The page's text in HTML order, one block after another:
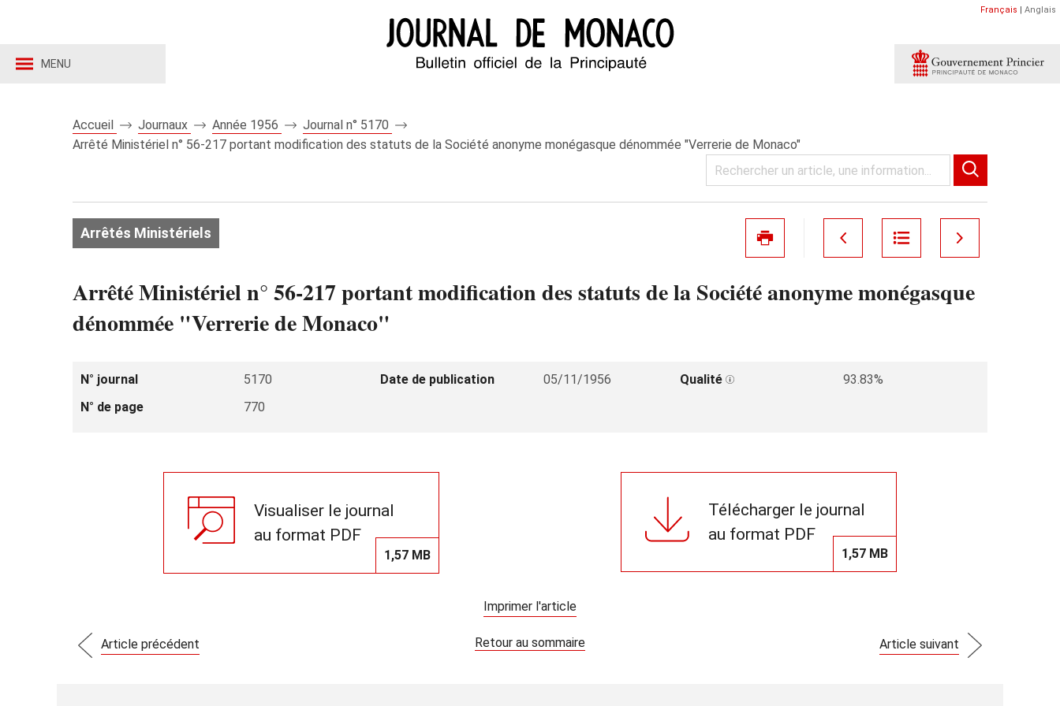
MENU
Français | Anglais
Accueil Journaux Année 1956
Journal n° 5170
Arrêté Ministériel n° 56-217 portant modification des statuts de la Société anonyme monégasque dénommée "Verrerie de Monaco"
Arrêtés Ministériels
Arrêté Ministériel n° 56-217 portant modification des statuts de la Société anonyme monégasque
dénommée "Verrerie de Monaco"
N° journal 5170 Date de publication 05/11/1956 Qualité
93.83%
N° de page
770
Visualiser le journal
au format PDF
1,57 MB
Télécharger le journal
au format PDF
1,57 MB
Imprimer l'article
Article précédent Retour au sommaire Article suivant